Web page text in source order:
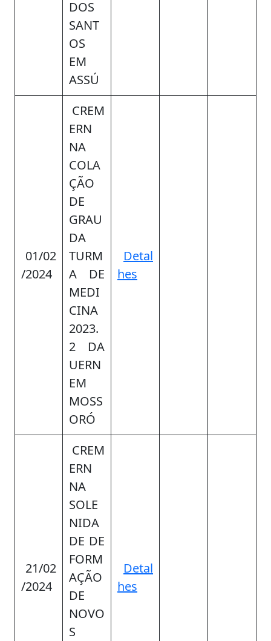
DOS
SANT
OS
EM
ASSÚ
01/02
/2024
CREM
ERN
NA
COLA
ÇÃO
DE
GRAU
DA
TURM
A DE
MEDI
CINA
2023.
2 DA
UERN
EM
MOSS
ORÓ
Detal
hes
21/02
/2024
CREM
ERN
NA
SOLE
NIDA
DE DE
FORM
AÇÃO
DE
NOVO
S
Detal
hes